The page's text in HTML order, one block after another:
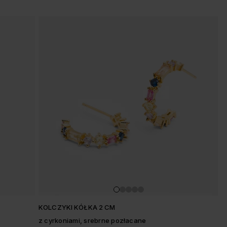
KOLCZYKI KÓŁKA 2 CM
z cyrkoniami, srebrne pozłacane